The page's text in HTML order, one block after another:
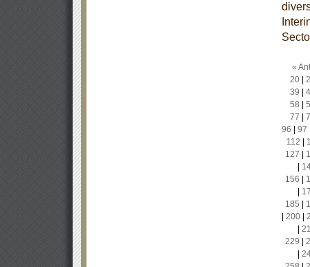
«
20|
39
58
77
96
97
112
127
156
185
200|
229